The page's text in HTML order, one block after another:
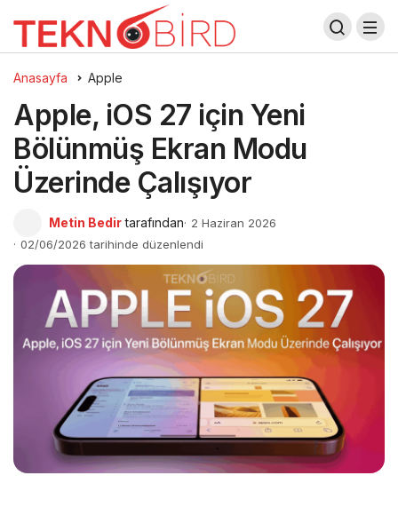
Anasayfa Apple
Apple, iOS 27 için Yeni
Bölünmüş Ekran Modu
Üzerinde Çalışıyor
Metin Bedir tarafından
2 Haziran 2026
02/06/2026 tarihinde düzenlendi